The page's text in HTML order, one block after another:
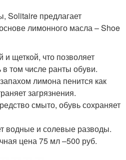
Solitaire предлагает
лимонного масла – Shoe
и щеткой, что позволяет
том числе ранты обуви.
лимона пенится как
загрязнения.
смыто, обувь сохраняет
водные и солевые разводы.
цена 75 мл –500 руб.